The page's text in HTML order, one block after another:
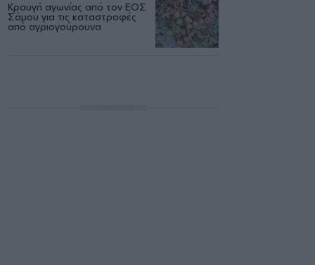
Κραυγή αγωνίας από τον ΕΟΣ
Σάμου για τις καταστροφές
από αγριογούρουνα